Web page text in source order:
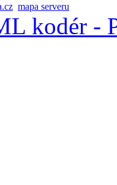
mapa serveru
kodér -